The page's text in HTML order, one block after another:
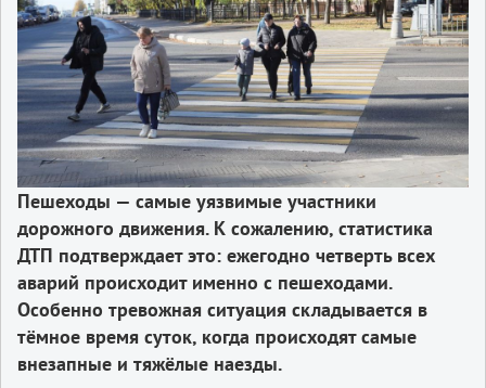
Пешеходы — самые уязвимые участники
дорожного движения. К сожалению, статистика
ДТП подтверждает это: ежегодно четверть всех
аварий происходит именно с пешеходами.
Особенно тревожная ситуация складывается в
тёмное время суток, когда происходят самые
внезапные и тяжёлые наезды.